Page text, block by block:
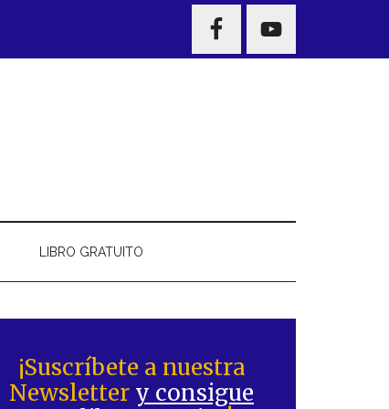
NAV
WIDGET
LIBRO GRATUITO
¡Suscríbete a nuestra
Newsletter y consigue